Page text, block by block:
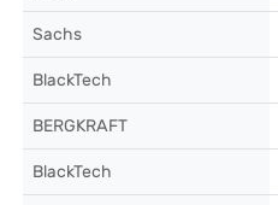
Sachs
BlackTech
BERGKRAFT
BlackTech